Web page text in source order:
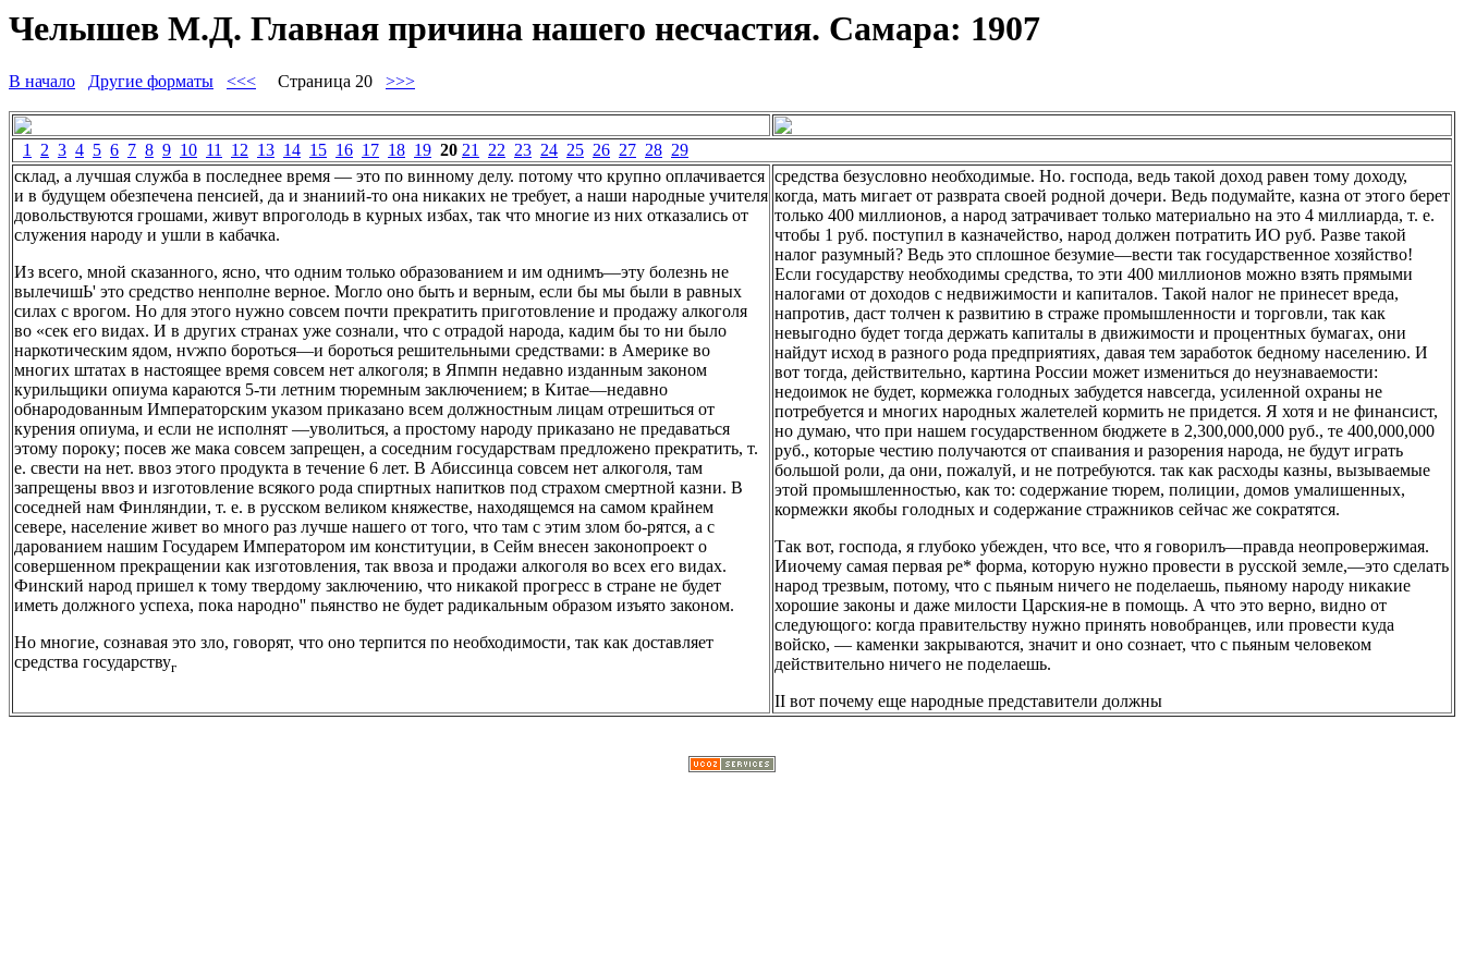
Челышев М.Д. Главная причина нашего несчастия. Самара: 1907
В начало Другие форматы <<< Страница 20 >>>
1 2 3 4 5 6 7 8 9 10 11 12 13 14 15 16 17 18 19 20 21 22 23 24 25 26 27 28 29
склад, а лучшая служба в последнее время — это по винному делу. потому что крупно оплачивается
и в будущем обезпечена пенсией, да и знаниий-то она никаких не требует, а наши народные учителя
довольствуются грошами, живут впроголодь в курных избах, так что многие из них отказались от
служения народу и ушли в кабачка.
Из всего, мной сказанного, ясно, что одним только образованием и им однимъ—эту болезнь не
вылечишЬ' это средство ненполне верное. Могло оно быть и верным, если бы мы были в равных
силах с врогом. Но для этого нужно совсем почти прекратить приготовление и продажу алкоголя
во «сек его видах. И в других странах уже сознали, что с отрадой народа, кадим бы то ни было
наркотическим ядом, нѵжпо бороться—и бороться решительными средствами: в Америке во
многих штатах в настоящее время совсем нет алкоголя; в Япмпн недавно изданным законом
курильщики опиума караются 5-ти летним тюремным заключением; в Китае—недавно
обнародованным Императорским указом приказано всем должностным лицам отрешиться от
курения опиума, и если не исполнят —уволиться, а простому народу приказано не предаваться
этому пороку; посев же мака совсем запрещен, а соседним государствам предложено прекратить, т.
е. свести на нет. ввоз этого продукта в течение 6 лет. В Абиссинца совсем нет алкоголя, там
запрещены ввоз и изготовление всякого рода спиртных напитков под страхом смертной казни. В
соседней нам Финляндии, т. е. в русском великом княжестве, находящемся на самом крайнем
севере, население живет во много раз лучше нашего от того, что там с этим злом бо-рятся, а с
дарованием нашим Государем Императором им конституции, в Сейм внесен законопроект о
совершенном прекращении как изготовления, так ввоза и продажи алкоголя во всех его видах.
Финский народ пришел к тому твердому заключению, что никакой прогресс в стране не будет
иметь должного успеха, пока народно'' пьянство не будет радикальным образом изъято законом.
Но многие, сознавая это зло, говорят, что оно терпится по необходимости, так как доставляет
средства государствуг
средства безусловно необходимые. Но. господа, ведь такой доход равен тому доходу,
когда, мать мигает от разврата своей родной дочери. Ведь подумайте, казна от этого берет
только 400 миллионов, а народ затрачивает только материально на это 4 миллиарда, т. е.
чтобы 1 руб. поступил в казначейство, народ должен потратить ИО руб. Разве такой
налог разумный? Ведь это сплошное безумие—вести так государственное хозяйство!
Если государству необходимы средства, то эти 400 миллионов можно взять прямыми
налогами от доходов с недвижимости и капиталов. Такой налог не принесет вреда,
напротив, даст толчен к развитию в страже промышленности и торговли, так как
невыгодно будет тогда держать капиталы в движимости и процентных бумагах, они
найдут исход в разного рода предприятиях, давая тем заработок бедному населению. И
вот тогда, действительно, картина России может измениться до неузнаваемости:
недоимок не будет, кормежка голодных забудется навсегда, усиленной охраны не
потребуется и многих народных жалетелей кормить не придется. Я хотя и не финансист,
но думаю, что при нашем государственном бюджете в 2,300,000,000 руб., те 400,000,000
руб., которые честию получаются от спаивания и разорения народа, не будут играть
большой роли, да они, пожалуй, и не потребуются. так как расходы казны, вызываемые
этой промышленностью, как то: содержание тюрем, полиции, домов умалишенных,
кормежки якобы голодных и содержание стражников сейчас же сократятся.
Так вот, господа, я глубоко убежден, что все, что я говорилъ—правда неопровержимая.
Ииочему самая первая ре* форма, которую нужно провести в русской земле,—это сделать
народ трезвым, потому, что с пьяным ничего не поделаешь, пьяному народу никакие
хорошие законы и даже милости Царския-не в помощь. А что это верно, видно от
следующого: когда правительству нужно принять новобранцев, или провести куда
войско, — каменки закрываются, значит и оно сознает, что с пьяным человеком
действительно ничего не поделаешь.
II вот почему еще народные представители должны